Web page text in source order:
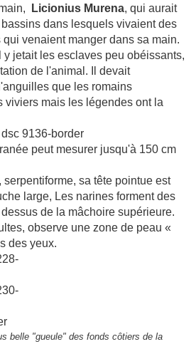
Licionius Murena, qui aurait
dans lesquels vivaient des
venaient manger dans sa main.
jetait les esclaves peu obéissants,
de l'animal. Il devait
que les romains
viviers mais les légendes ont la
peut mesurer jusqu'à 150 cm
serpentiforme, sa tête pointue est
large, Les narines forment des
de la mâchoire supérieure.
observe une zone de peau «
des yeux.
belle "gueule" des fonds côtiers de la